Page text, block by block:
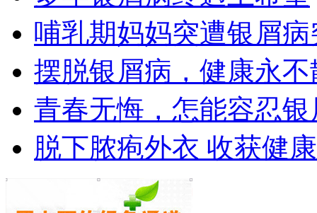
哺乳期妈妈突遭银屑
摆脱银屑病，健康永不
青春无悔，怎能容忍
脱下脓疱外衣 收获健